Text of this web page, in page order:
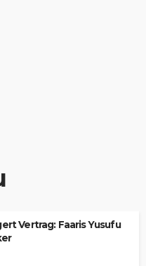
Vertrag: Faaris Yusufu